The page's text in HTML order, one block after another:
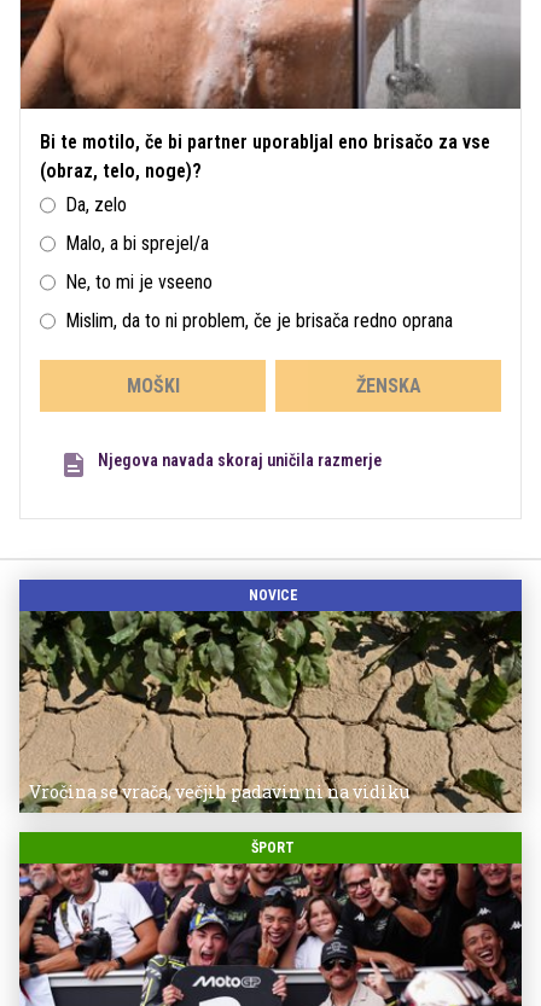
Bi te motilo, če bi partner uporabljal eno brisačo za vse
(obraz, telo, noge)?
Da, zelo
Malo, a bi sprejel/a
Ne, to mi je vseeno
Mislim, da to ni problem, če je brisača redno oprana
MOŠKI ŽENSKA
Njegova navada skoraj uničila razmerje
NOVICE
Vročina se vrača, večjih padavin ni na vidiku
ŠPORT